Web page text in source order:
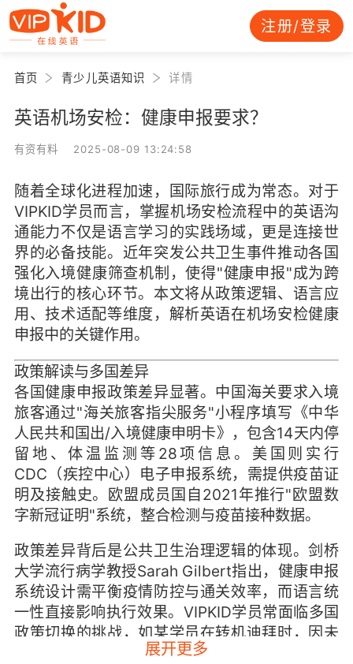
注册/登录
首页 青少儿英语知识 详情
英语机场安检：健康申报要求？
有资有料 2025-08-09 13:24:58
随着全球化进程加速，国际旅行成为常态。对于
VIPKID学员而言，掌握机场安检流程中的英语沟
通能力不仅是语言学习的实践场域，更是连接世
界的必备技能。近年突发公共卫生事件推动各国
强化入境健康筛查机制，使得"健康申报"成为跨
境出行的核心环节。本文将从政策逻辑、语言应
用、技术适配等维度，解析英语在机场安检健康
申报中的关键作用。
政策解读与多国差异
各国健康申报政策差异显著。中国海关要求入境
旅客通过"海关旅客指尖服务"小程序填写《中华
人民共和国出/入境健康申明卡》，包含14天内停
留地、体温监测等28项信息。美国则实行
CDC（疾控中心）电子申报系统，需提供疫苗证
明及接触史。欧盟成员国自2021年推行"欧盟数
字新冠证明"系统，整合检测与疫苗接种数据。
政策差异背后是公共卫生治理逻辑的体现。剑桥
大学流行病学教授Sarah Gilbert指出，健康申报
系统设计需平衡疫情防控与通关效率，而语言统
一性直接影响执行效果。VIPKID学员常面临多国
政策切换的挑战，如某学员在转机迪拜时，因未
准确理解阿拉伯语版申报界面提示，险些错过联
展开更多